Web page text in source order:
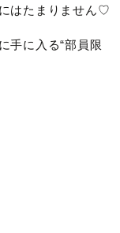
はたまりません♡
手に入る“部員限